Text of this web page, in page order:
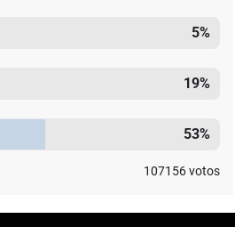
5%
19%
53%
107156votos